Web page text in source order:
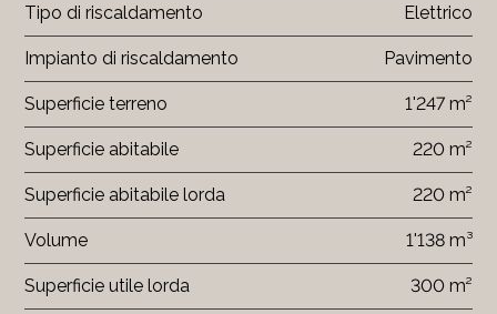
Tipo di riscaldamento Elettrico
Impianto di riscaldamento Pavimento
Superficie terreno 1'247 m²
Superficie abitabile 220 m²
Superficie abitabile lorda 220 m²
Volume 1'138 m³
Superficie utile lorda 300 m²